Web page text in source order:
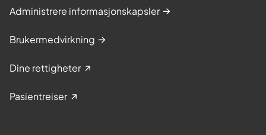
Administrere informasjonskapsler
Brukermedvirkning
Dine rettigheter
Pasientreiser